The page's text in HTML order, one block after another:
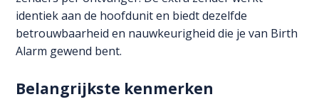
identiek aan de hoofdunit en biedt dezelfde
betrouwbaarheid en nauwkeurigheid die je van Birth
Alarm gewend bent.
Belangrijkste kenmerken